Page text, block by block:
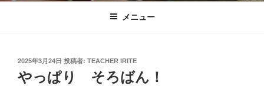
メニュー
投
稿
日:
2025年3月24日 投稿者: TEACHER IRITE
やっぱり そろばん！